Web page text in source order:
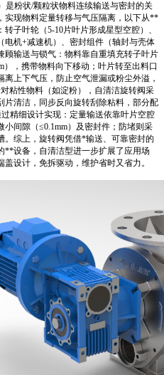
是粉状/颗粒状物料连续输送与密封的关
现物料定量转移与气压隔离，以下从**
子叶轮（5-10片叶片形成星型空腔）、
机+减速机）、密封组件（轴封与壳体
输送与锁气：物料靠自重填充转子叶片
），携带物料向下移动；叶片转至出料口
上下气压，防止空气泄漏或粉尘外溢，
粘性物料（如淀粉），自清洁旋转阀采
片清洁，同步反向旋转刮除粘料，部分配
精细设计实现：定量输送依靠叶片空腔
间隙（≤0.1mm）及密封件；防堵则采
。综上，旋转阀凭借*输送、可靠密封的
**设备，自清洁型进一步扩展了应用场
设计，免拆驱动，维护省时又省力。